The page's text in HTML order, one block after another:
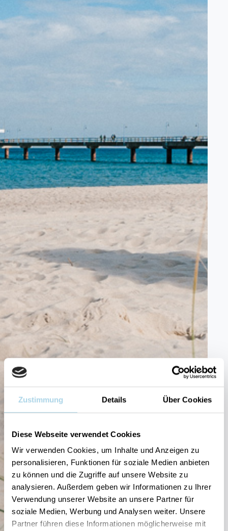
Zustimmung Details Über Cookies
Diese Webseite verwendet Cookies
Wir verwenden Cookies, um Inhalte und Anzeigen zu
personalisieren, Funktionen für soziale Medien anbieten
zu können und die Zugriffe auf unsere Website zu
analysieren. Außerdem geben wir Informationen zu Ihrer
Verwendung unserer Website an unsere Partner für
soziale Medien, Werbung und Analysen weiter. Unsere
Partner führen diese Informationen möglicherweise mit